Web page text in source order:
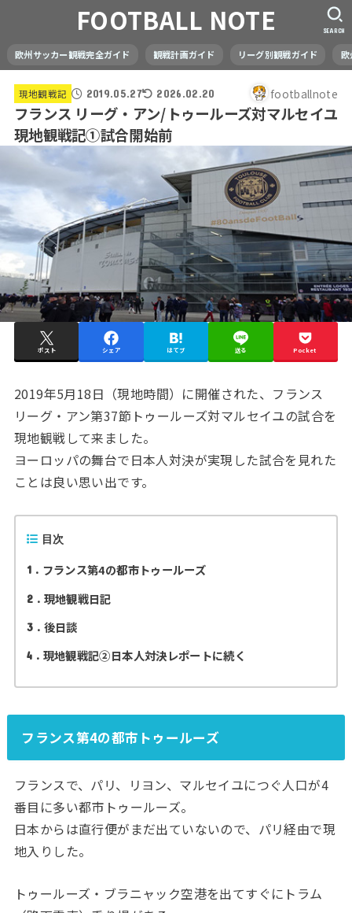
FOOTBALL NOTE
欧州サッカー観戦完全ガイド 観戦計画ガイド リーグ別観戦ガイド 欧
SEARCH
現地観戦記 2019.05.27 2026.02.20 footballnote
フランス リーグ・アン/トゥールーズ対マルセイユ
現地観戦記①試合開始前
ポスト シェア はてブ 送る Pocket
2019年5月18日（現地時間）に開催された、フランス
リーグ・アン第37節トゥールーズ対マルセイユの試合を
現地観戦して来ました。
ヨーロッパの舞台で日本人対決が実現した試合を見れた
ことは良い思い出です。
目次
1 フランス第4の都市トゥールーズ
2 現地観戦日記
3 後日談
4 現地観戦記②日本人対決レポートに続く
フランス第4の都市トゥールーズ
フランスで、パリ、リヨン、マルセイユにつぐ人口が4
番目に多い都市トゥールーズ。
日本からは直行便がまだ出ていないので、パリ経由で現
地入りした。
トゥールーズ・ブラニャック空港を出てすぐにトラム